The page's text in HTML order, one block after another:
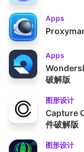
Apps
Apps
破解版
图形设计
Capture
件破解版
图形设计